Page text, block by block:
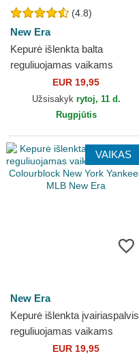
(4.8)
New Era
Kepurė išlenkta balta
reguliuojamas vaikams
9FORTY League Essential
New York Yankees MLB
EUR 19,95
Užsisakyk rytoj, 11 d.
Rugpjūtis
VAIKAS
New Era
Kepurė išlenkta įvairiaspalvis
reguliuojamas vaikams
9FORTY Colourblock New
EUR 19,95